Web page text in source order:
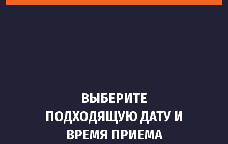
ВЫБЕРИТЕ
ПОДХОДЯЩУЮ ДАТУ И
ВРЕМЯ ПРИЕМА